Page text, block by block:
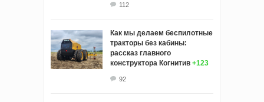
112
Как мы делаем беспилотные
тракторы без кабины:
рассказ главного
конструктора Когнитив +123
92